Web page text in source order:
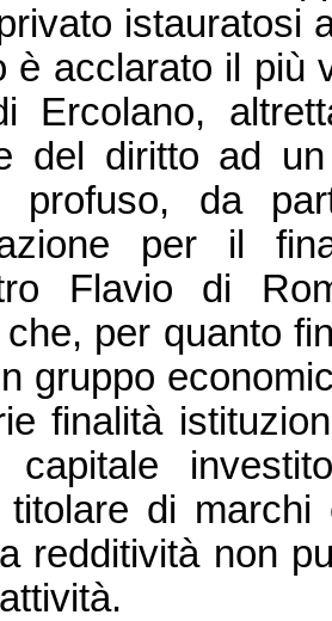
istauratosi
è acclarato il più
Ercolano,
del diritto ad
profuso, da
per il
Flavio di
per quanto
gruppo
finalità
capitale
titolare di
redditività non